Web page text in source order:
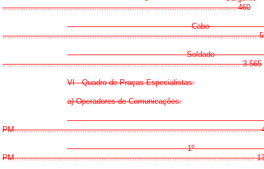
................................................................................................... 460
- Cabo
............................................................................................................
-
..................................................................................................... 3.565
VI - Quadro de Praças Especialistas:
a) Operadores de Comunicações:
-
PM........................................................................................................
- 1º
PM......................................................................................................